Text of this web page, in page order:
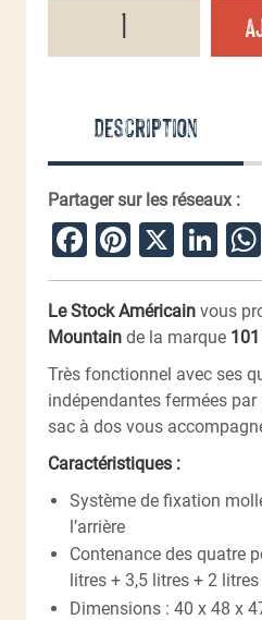
MountainDescription
Partager sur les réseaux :
Facebook
Pinterest
X
Le Stock Américain vous
Mountain de la marque
Très fonctionnel avec ses
indépendantes fermées
sac à dos vous
Caractéristiques :
Système de fixation
l’arrière
Contenance des quatre
litres + 3,5 litres + 2 litres
Dimensions : 40 x 48 x